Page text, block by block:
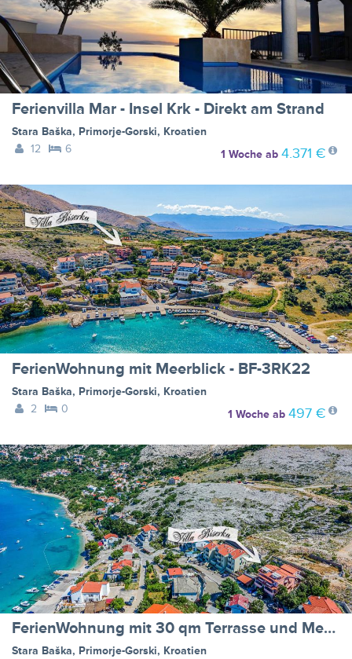
Ferienvilla Mar - Insel Krk - Direkt am Strand
Stara Baška, Primorje-Gorski, Kroatien
12
6 1 Wocheab 4.371 €
FerienWohnung mit Meerblick - BF-3RK22
Stara Baška, Primorje-Gorski, Kroatien
2
0 1 Wocheab 497 €
FerienWohnung mit 30 qm Terrasse und Meerblick - BF-93VNB
Stara Baška, Primorje-Gorski, Kroatien